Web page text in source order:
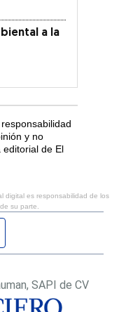
a la
y no
de El
digital es responsabilidad de los
su parte.
Twitter
SAPI de CV